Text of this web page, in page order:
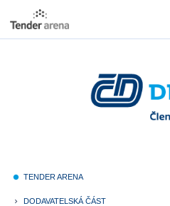
fiber_manual_record TENDER ARENA
keyboard_arrow_right DODAVATELSKÁ ČÁST